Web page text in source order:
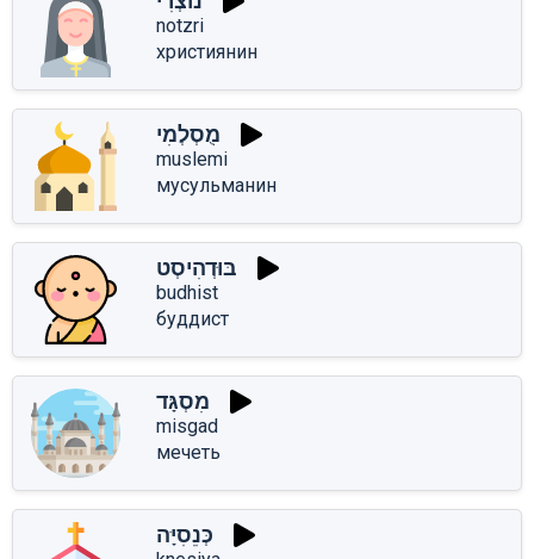
notzri
християнин
מֻסְלְמִי
muslemi
мусульманин
בּוּדְהִיסְט
budhist
буддист
מִסְגָּד
misgad
мечеть
כְּנֵסִיָּה